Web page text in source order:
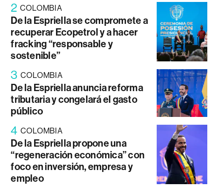
2 COLOMBIA
De la Espriella se compromete a
recuperar Ecopetrol y a hacer
fracking “responsable y
sostenible”
3 COLOMBIA
De la Espriella anuncia reforma
tributaria y congelará el gasto
público
4 COLOMBIA
De la Espriella propone una
“regeneración económica” con
foco en inversión, empresa y
empleo